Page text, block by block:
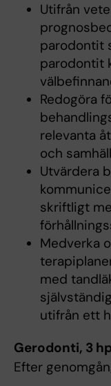
Utifrån
parodontit
parodontit
Redogöra
relevanta
och
Utvärdera
skriftligt
Medverka
med
utifrån ett
Gerodonti, 3
Efter